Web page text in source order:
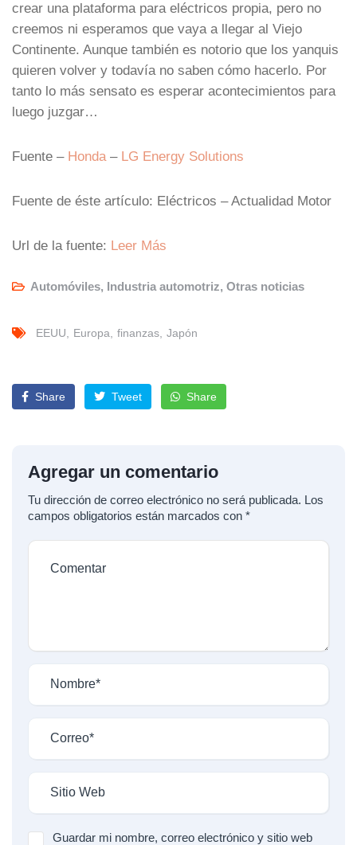
crear una plataforma para eléctricos propia, pero no
creemos ni esperamos que vaya a llegar al Viejo
Continente. Aunque también es notorio que los yanquis
quieren volver y todavía no saben cómo hacerlo. Por
tanto lo más sensato es esperar acontecimientos para
luego juzgar…
Fuente – Honda – LG Energy Solutions
Fuente de éste artículo: Eléctricos – Actualidad Motor
Url de la fuente: Leer Más
Automóviles, Industria automotriz, Otras noticias
EEUU Europa finanzas Japón
Share Tweet Share
Agregar un comentario
Tu dirección de correo electrónico no será publicada. Los
campos obligatorios están marcados con *
Guardar mi nombre, correo electrónico y sitio web